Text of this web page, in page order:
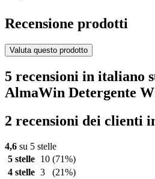
Recensione prodotti
Valuta questo prodotto
5 recensioni in italiano
AlmaWin Detergente
2 recensioni dei clienti
4,6 su 5 stelle
5 stelle
10 (71%)
4 stelle 3
(21%)